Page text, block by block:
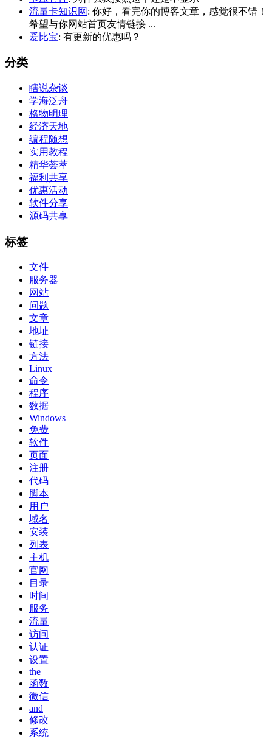
流量卡知识网 : 你好，看完你的博客文章，感觉很不错！
希望与你网站首页友情链接 ...
爱比宝: 有更新的优惠吗？
分类
瞎说杂谈
学海泛舟
格物明理
经济天地
编程随想
实用教程
精华荟萃
福利共享
优惠活动
软件分享
源码共享
标签
文件
服务器
网站
问题
文章
地址
链接
方法
Linux
命令
程序
数据
Windows
免费
软件
页面
注册
代码
脚本
用户
域名
安装
列表
主机
官网
目录
时间
服务
流量
访问
认证
设置
the
函数
微信
and
修改
系统